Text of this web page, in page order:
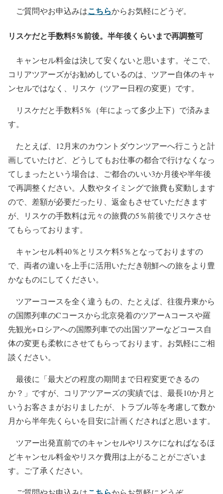
ご質問やお申込みはこちらからお気軽にどうぞ。
リスケだと手数料5％前後。半年後くらいまで再調整可
キャンセル料金は決して安くないと思います。そこで、
コリアツアーズがお勧めしているのは、ツアー自体のキャ
ンセルではなく、リスケ（ツアー日程の変更）です。
リスケだと手数料5％（年によって多少上下）で済みま
す。
たとえば、12月末のカウントダウンツアーへ行こうと計
画していたけど、どうしてもお仕事の都合で行けなくなっ
てしまったという場合は、ご都合のいい3か月後や半年後
で再調整ください。人数やタイミングで旅費も変動します
ので、差額が必要だったり、返金もさせていただきます
が、リスケの手数料は元々の旅費の5％前後でリスケさせ
てもらっております。
キャンセル料40％とリスケ料5％となっておりますの
で、両者の違いを上手に活用いただき朝鮮への旅をより豊
かなものにしてください。
ツアーコースを全く違うもの、たとえば、往復丹東から
の国際列車のCコースから北京発着のツアーAコースや羅
先観光+ロシアへの国際列車での出国ツアーなどコース自
体の変更も柔軟にさせてもらっております。お気軽にご相
談ください。
最後に「最大どの程度の期間まで日程変更できるの
か？」ですが、コリアツアーズの実績では、最長10か月と
いうお客さまがおりましたが、トラブル等を考慮して数か
月から半年先くらいを目安に計画くださればと思います。
ツアー出発直前でのキャンセルやリスケになればなるほ
どキャンセル料金やリスケ費用は上がることがございま
す。ご了承ください。